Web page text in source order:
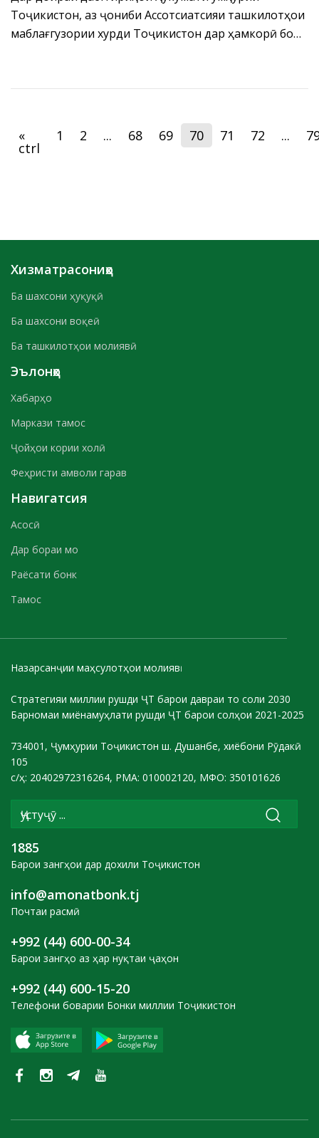
Тоҷикистон, аз ҷониби Ассотсиатсияи ташкилотҳои
маблағгузории хурди Тоҷикистон дар ҳамкорӣ бо
молиявӣ-ҳамчун омили рушди устувор дар
«
ctrl
1 2 ... 68 69 70 71 72 ...
Хизматрасониҳо
Ба шахсони ҳуқуқӣ
Ба шахсони воқеӣ
Ба ташкилотҳои молиявӣ
Эълонҳо
Хабарҳо
Маркази тамос
Ҷойҳои кории холӣ
Феҳристи амволи гарав
Навигатсия
Асосӣ
Дар бораи мо
Раёсати бонк
Тамос
Назарсанҷии маҳсулотҳои молиявӣ
Стратегияи миллии рушди ҶТ барои давраи то соли 2030
Барномаи миёнамуҳлати рушди ҶТ барои солҳои 2021-2025
734001, Ҷумҳурии Тоҷикистон ш. Душанбе, хиёбони Рӯдакӣ
105
с/ҳ: 20402972316264, РМА: 010002120, МФО: 350101626
1885
Барои зангҳои дар дохили Тоҷикистон
info@amonatbonk.tj
Почтаи расмӣ
+992 (44) 600-00-34
Барои зангҳо аз ҳар нуқтаи ҷаҳон
+992 (44) 600-15-20
Телефони боварии Бонки миллии Тоҷикистон